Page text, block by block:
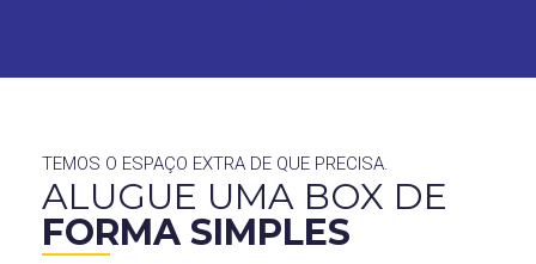
TEMOS O ESPAÇO EXTRA DE QUE PRECISA.
ALUGUE UMA BOX DE
FORMA SIMPLES